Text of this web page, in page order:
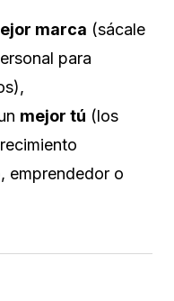
marca (sácale
para
mejor tú (los
emprendedor o